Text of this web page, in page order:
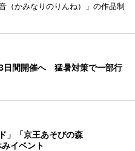
（かみなりのりんね）」の作品制
3日間開催へ 猛暑対策で一部行
」「京王あそびの森
イベント